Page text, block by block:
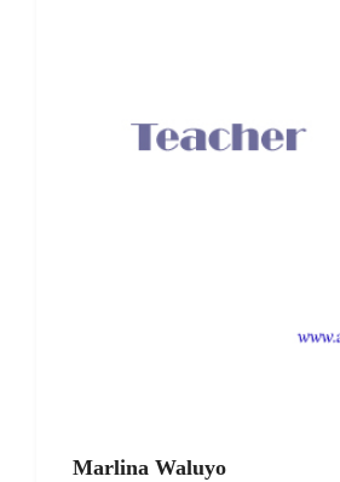
Marlina Waluyo